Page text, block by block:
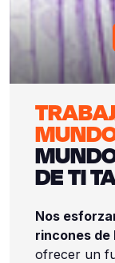
DE TI
Nos
rincones de
ofrecer un